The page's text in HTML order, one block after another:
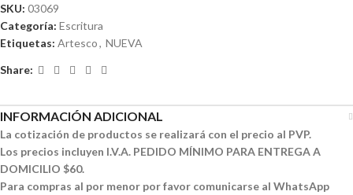
SKU: 03069
Categoría: Escritura
Etiquetas: Artesco, NUEVA
Share:
INFORMACIÓN ADICIONAL
La cotización de productos se realizará con el precio al PVP.
Los precios incluyen I.V.A. PEDIDO MÍNIMO PARA ENTREGA A
DOMICILIO $60.
Para compras al por menor por favor comunicarse al WhatsApp